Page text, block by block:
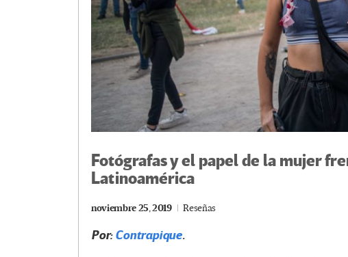
Fotógrafas y el papel de la mujer
Latinoamérica
noviembre 25, 2019 Reseñas
Por:Contrapique.